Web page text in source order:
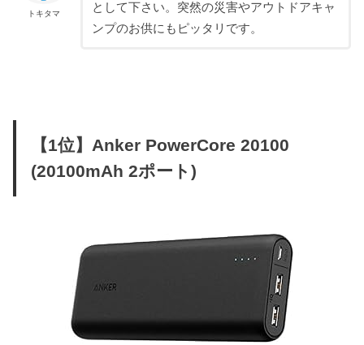
トキタマ
として下さい。突然の災害やアウトドアキャ
ンプのお供にもピッタリです。
【1位】Anker PowerCore 20100
(20100mAh 2ポート)